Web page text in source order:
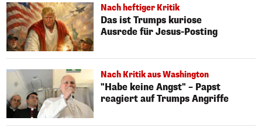
Nach heftiger Kritik
Das ist Trumps kuriose
Ausrede für Jesus-Posting
Nach Kritik aus Washington
"Habe keine Angst" – Papst
reagiert auf Trumps Angriffe